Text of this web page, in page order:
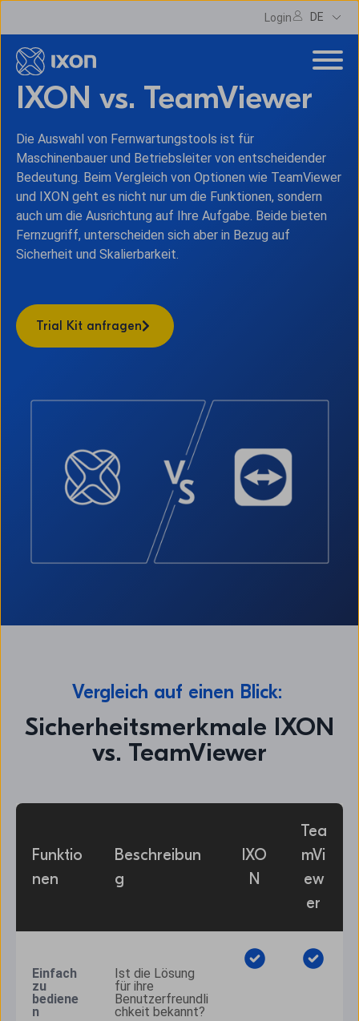
Login DE
IXON vs. TeamViewer
Die Auswahl von Fernwartungstools ist für
Maschinenbauer und Betriebsleiter von entscheidender
Bedeutung. Beim Vergleich von Optionen wie TeamViewer
und IXON geht es nicht nur um die Funktionen, sondern
auch um die Ausrichtung auf Ihre Aufgabe. Beide bieten
Fernzugriff, unterscheiden sich aber in Bezug auf
Sicherheit und Skalierbarkeit.
Trial Kit anfragen
Vergleich auf einen Blick:
Sicherheitsmerkmale IXON
vs. TeamViewer
Funktio
nen
Beschreibun
g
IXO
N
Tea
mVi
ew
er
Einfach
zu
bediene
n
Ist die Lösung
für ihre
Benutzerfreundli
chkeit bekannt?